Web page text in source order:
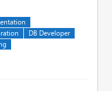
DB Developer